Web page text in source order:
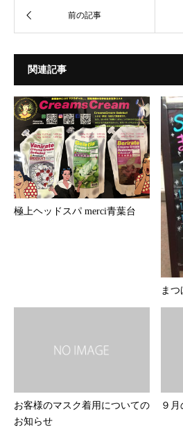
関連記事
極上ヘッドスパ merci青葉台
ま
お客様のマスク着用についての
お知らせ
９